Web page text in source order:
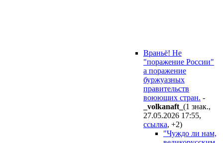
Враньё! Не
"поражение России"
а поражение
буржуазных
правительств
воюющих стран. -
_volkanaft_ (1 знак.,
27.05.2026 17:55,
ссылка, +2)
"Чуждо ли нам,